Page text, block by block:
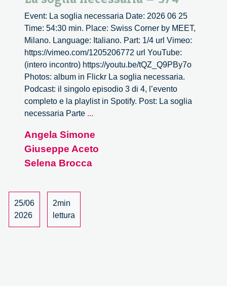
Event: La soglia necessaria Date: 2026 06 25
Time: 54:30 min. Place: Swiss Corner by MEET,
Milano. Language: Italiano. Part: 1/4 url Vimeo:
https://vimeo.com/1205206772 url YouTube:
(intero incontro) https://youtu.be/tQZ_Q9PBy7o
Photos: album in Flickr La soglia necessaria.
Podcast: il singolo episodio 3 di 4, l’evento
completo e la playlist in Spotify. Post: La soglia
necessaria Parte ...
necessaria
–
Angela Simone
Giuseppe Aceto
Selena Brocca
25/06
2026
2min
lettura